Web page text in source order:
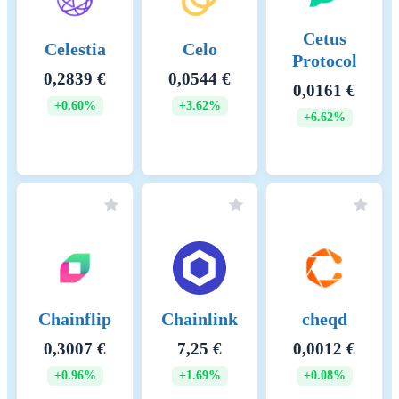
Energiaintensiteetti 0 (kWh)
Scope 1 DLT KHK-päästöt -
Hallinnoidut
Scope 2 DLT KHK-päästöt -
Ostetut
0 (tCO2e/a)
Keskeiset energialähteet ja
menetelmät
Celestia
0,2839 €
+0.60%
Celo
0,0544 €
+3.62%
Cetus
Protocol
0,0161 €
+6.62%
Chainflip
0,3007 €
+0.96%
Chainlink
7,25 €
+1.69%
cheqd
0,0012 €
+0.08%